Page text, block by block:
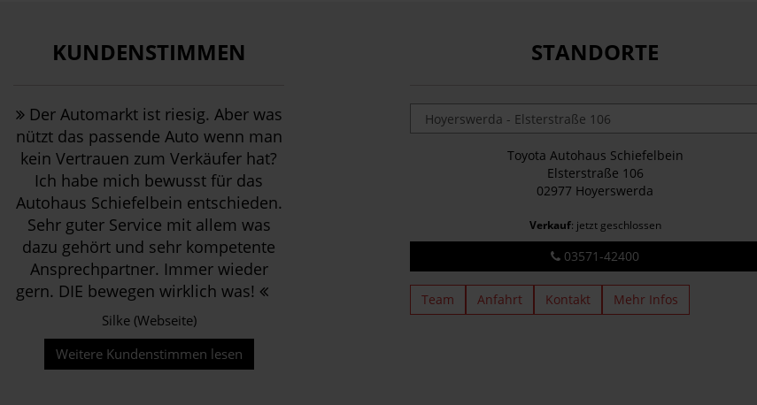
KUNDENSTIMMEN
Der Automarkt ist riesig. Aber was
nützt das passende Auto wenn man
kein Vertrauen zum Verkäufer hat?
Ich habe mich bewusst für das
Autohaus Schiefelbein entschieden.
Sehr guter Service mit allem was
dazu gehört und sehr kompetente
Ansprechpartner. Immer wieder
gern. DIE bewegen wirklich was!
Silke (Webseite)
Weitere Kundenstimmen lesen
STANDORTE
Toyota Autohaus Schiefelbein
Elsterstraße 106
02977 Hoyerswerda
Verkauf: jetzt geschlossen
03571-42400
Team Anfahrt Kontakt Mehr Infos